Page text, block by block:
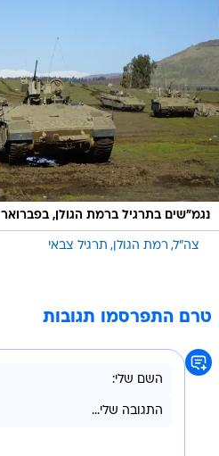
נגמ"שים בתרגיל ברמת הגולן, בפברואר
צה"ל רמת הגולן תרגיל צבאי
טרם התפרסמו תגובות